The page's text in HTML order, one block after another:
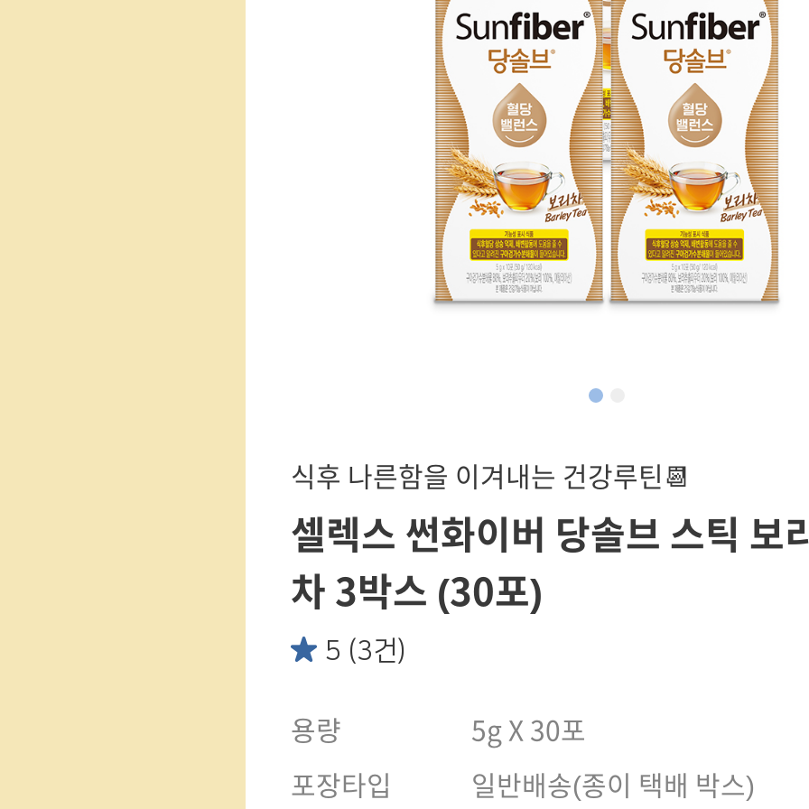
식후 나른함을 이겨내는 건강루틴📆
셀렉스 썬화이버 당솔브 스틱 보
차 3박스 (30포)
5 (3건)
용량 5g X 30포
포장타입 일반배송(종이 택배 박스)